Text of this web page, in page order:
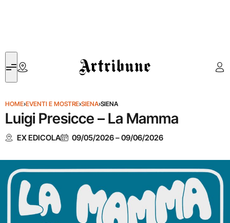
Artribune
HOME›EVENTI E MOSTRE›SIENA›SIENA
Luigi Presicce – La Mamma
EX EDICOLA 09/05/2026–09/06/2026